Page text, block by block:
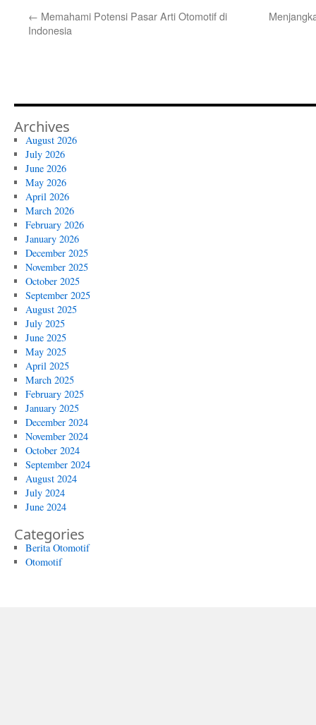
← Memahami Potensi Pasar Arti Otomotif di
Indonesia
Archives
August 2026
July 2026
June 2026
May 2026
April 2026
March 2026
February 2026
January 2026
December 2025
November 2025
October 2025
September 2025
August 2025
July 2025
June 2025
May 2025
April 2025
March 2025
February 2025
January 2025
December 2024
November 2024
October 2024
September 2024
August 2024
July 2024
June 2024
Categories
Berita Otomotif
Otomotif